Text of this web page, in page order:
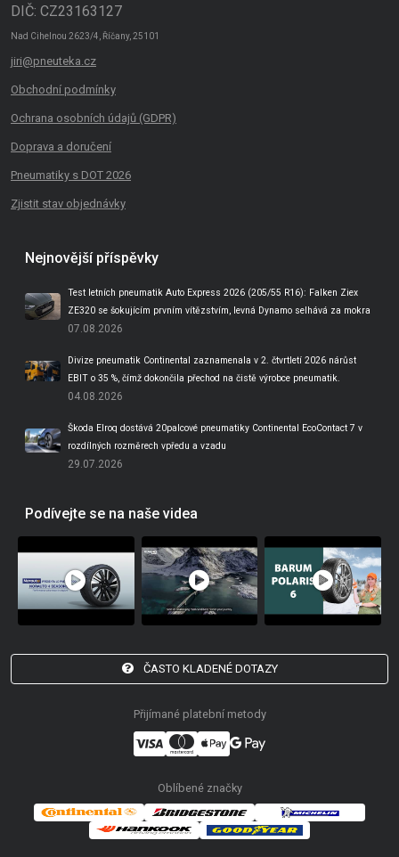
DIČ: CZ23163127
Nad Cihelnou 2623/4, Říčany, 25101
jiri@pneuteka.cz
Obchodní podmínky
Ochrana osobních údajů (GDPR)
Doprava a doručení
Pneumatiky s DOT 2026
Zjistit stav objednávky
Nejnovější příspěvky
Test letních pneumatik Auto Express 2026 (205/55 R16): Falken Ziex
ZE320 se šokujícím prvním vítězstvím, levná Dynamo selhává za mokra
07.08.2026
Divize pneumatik Continental zaznamenala v 2. čtvrtletí 2026 nárůst
EBIT o 35 %, čímž dokončila přechod na čistě výrobce pneumatik.
04.08.2026
Škoda Elroq dostává 20palcové pneumatiky Continental EcoContact 7 v
rozdílných rozměrech vpředu a vzadu
29.07.2026
Podívejte se na naše videa
ČASTO KLADENÉ DOTAZY
Přijímané platební metody
Oblíbené značky